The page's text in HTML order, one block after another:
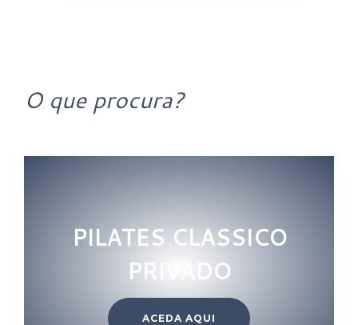
O que procura?
PILATES CLASSICO
PRIVADO
ACEDA AQUI